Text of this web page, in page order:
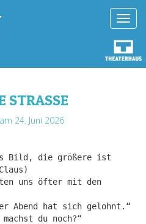
am 24. Juni 2026
Bild, die größere ist
uns öfter mit den
Abend hat sich gelohnt.“
du noch?“